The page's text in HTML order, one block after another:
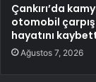
Çankırı’da
otomobil
hayatını
Ağustos 7, 2026